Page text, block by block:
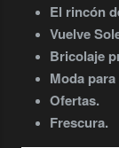
El rincón
Vuelve
Bricolaje
Moda
Ofertas.
Frescura.